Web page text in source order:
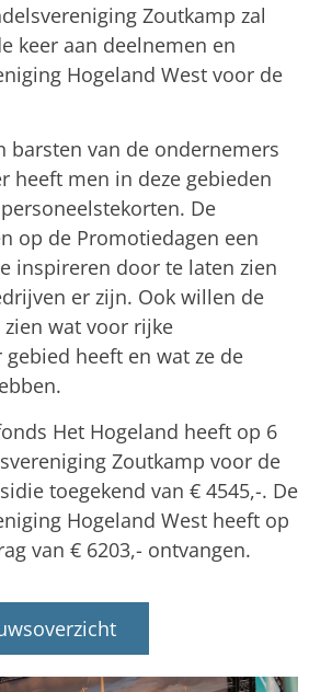
Zoutkamp zal
keer aan deelnemen en
Hogeland West voor de
barsten van de ondernemers
heeft men in deze gebieden
De
op de Promotiedagen een
inspireren door te laten zien
er zijn. Ook willen de
wat voor rijke
heeft en wat ze de
Het Hogeland heeft op 6
Zoutkamp voor de
toegekend van € 4545,-. De
Hogeland West heeft op
van € 6203,- ontvangen.